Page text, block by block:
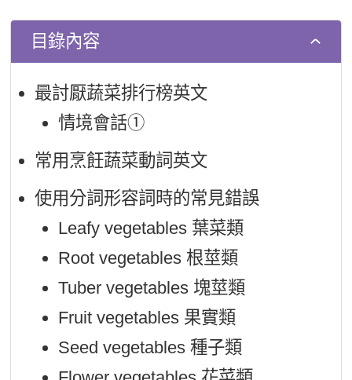
目錄內容
最討厭蔬菜排行榜英文
情境會話➀
常用烹飪蔬菜動詞英文
使用分詞形容詞時的常見錯誤
Leafy vegetables 葉菜類
Root vegetables 根莖類
Tuber vegetables 塊莖類
Fruit vegetables 果實類
Seed vegetables 種子類